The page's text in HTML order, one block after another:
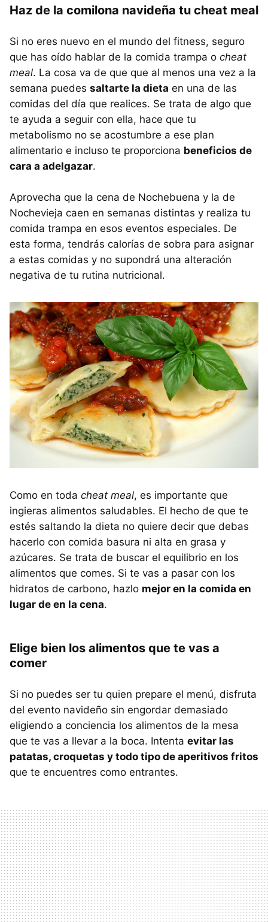
Haz de la comilona navideña tu cheat meal
Si no eres nuevo en el mundo del fitness, seguro
que has oído hablar de la comida trampa o cheat
meal. La cosa va de que que al menos una vez a la
semana puedes saltarte la dieta en una de las
comidas del día que realices. Se trata de algo que
te ayuda a seguir con ella, hace que tu
metabolismo no se acostumbre a ese plan
alimentario e incluso te proporciona beneficios de
cara a adelgazar.
Aprovecha que la cena de Nochebuena y la de
Nochevieja caen en semanas distintas y realiza tu
comida trampa en esos eventos especiales. De
esta forma, tendrás calorías de sobra para asignar
a estas comidas y no supondrá una alteración
negativa de tu rutina nutricional.
Como en toda cheat meal, es importante que
ingieras alimentos saludables. El hecho de que te
estés saltando la dieta no quiere decir que debas
hacerlo con comida basura ni alta en grasa y
azúcares. Se trata de buscar el equilibrio en los
alimentos que comes. Si te vas a pasar con los
hidratos de carbono, hazlo mejor en la comida en
lugar de en la cena.
Elige bien los alimentos que te vas a
comer
Si no puedes ser tu quien prepare el menú, disfruta
del evento navideño sin engordar demasiado
eligiendo a conciencia los alimentos de la mesa
que te vas a llevar a la boca. Intenta evitar las
patatas, croquetas y todo tipo de aperitivos fritos
que te encuentres como entrantes.